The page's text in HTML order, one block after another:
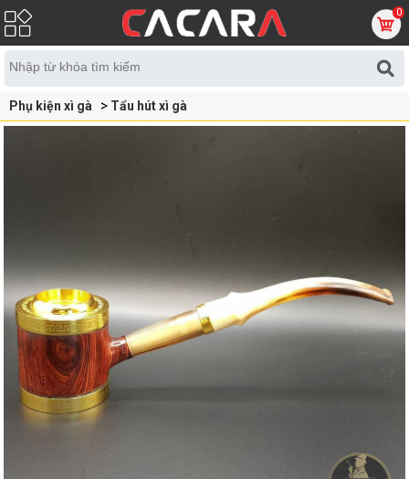
0
Phụ kiện xì gà Tẩu hút xì gà